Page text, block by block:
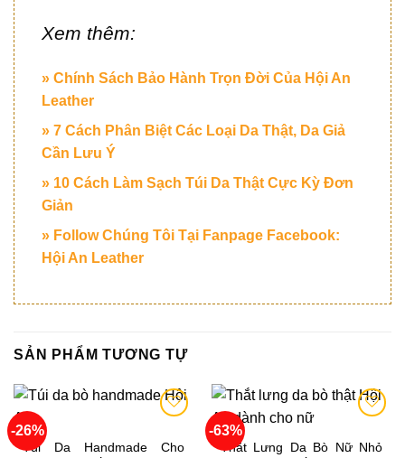
Xem thêm:
» Chính Sách Bảo Hành Trọn Đời Của Hội An
Leather
» 7 Cách Phân Biệt Các Loại Da Thật, Da Giả
Cần Lưu Ý
» 10 Cách Làm Sạch Túi Da Thật Cực Kỳ Đơn
Giản
» Follow Chúng Tôi Tại Fanpage Facebook:
Hội An Leather
SẢN PHẨM TƯƠNG TỰ
-26%
wishlist
Túi Da Handmade Cho
-63%
wishlist
Thắt Lưng Da Bò Nữ Nhỏ